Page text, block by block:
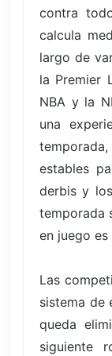
contra
calcula
largo de
la Premier
NBA y la
una
estables
derbis y
temporada
en juego es
Las
sistema de
queda
siguiente